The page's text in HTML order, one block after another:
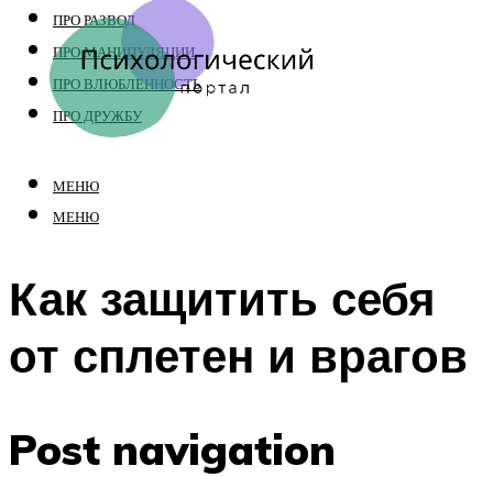
ПРО РАЗВОД
ПРО МАНИПУЛЯЦИИ
ПРО ВЛЮБЛЕННОСТЬ
ПРО ДРУЖБУ
МЕНЮ
МЕНЮ
Как защитить себя
от сплетен и врагов
Post navigation